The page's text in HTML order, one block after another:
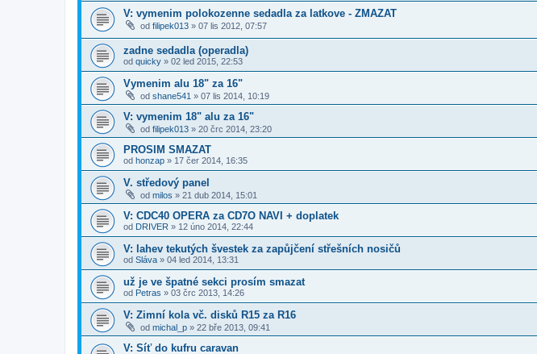
V: vymenim polokozenne sedadla za latkove - ZMAZAT
od filipek013 » 07 lis 2012, 07:57
zadne sedadla (operadla)
od quicky » 02 led 2015, 22:53
Vymenim alu 18" za 16"
od shane541 » 07 lis 2014, 10:19
V: vymenim 18" alu za 16"
od filipek013 » 20 črc 2014, 23:20
PROSIM SMAZAT
od honzap » 17 čer 2014, 16:35
V. středový panel
od milos » 21 dub 2014, 15:01
V: CDC40 OPERA za CD7O NAVI + doplatek
od DRIVER » 12 úno 2014, 22:44
V: lahev tekutých švestek za zapůjčení střešních nosičů
od Sláva » 04 led 2014, 13:31
už je ve špatné sekci prosím smazat
od Petras » 03 črc 2013, 14:26
V: Zimní kola vč. disků R15 za R16
od michal_p » 22 bře 2013, 09:41
V: Síť do kufru caravan